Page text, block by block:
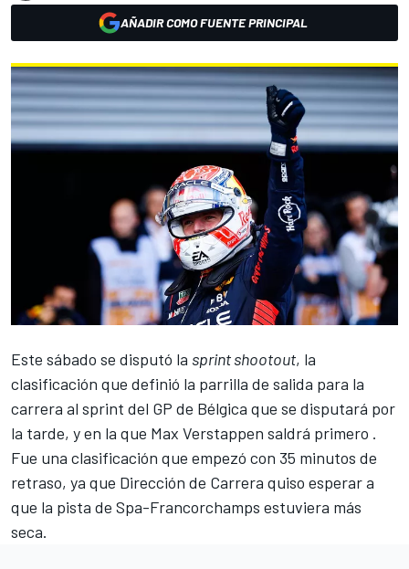
AÑADIR COMO FUENTE PRINCIPAL
Este sábado se disputó la sprint shootout, la
clasificación que definió la parrilla de salida para la
carrera al sprint del GP de Bélgica que se disputará por
la tarde, y en la que Max Verstappen saldrá primero .
Fue una clasificación que empezó con 35 minutos de
retraso, ya que Dirección de Carrera quiso esperar a
que la pista de Spa-Francorchamps estuviera más
seca.